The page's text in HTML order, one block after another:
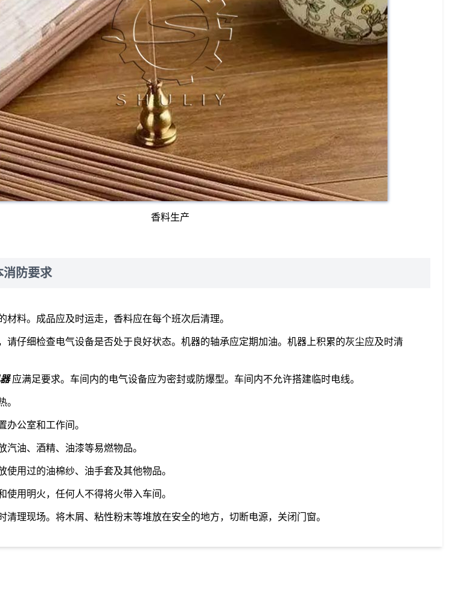
香料生产
防要求
材料。成品应及时运走，香料应在每个班次后清理。
请仔细检查电气设备是否处于良好状态。机器的轴承应定期加油。机器上积累的灰尘应及时清
应满足要求。车间内的电气设备应为密封或防爆型。车间内不允许搭建临时电线。
办公室和工作间。
汽油、酒精、油漆等易燃物品。
使用过的油棉纱、油手套及其他物品。
使用明火，任何人不得将火带入车间。
清理现场。将木屑、粘性粉末等堆放在安全的地方，切断电源，关闭门窗。